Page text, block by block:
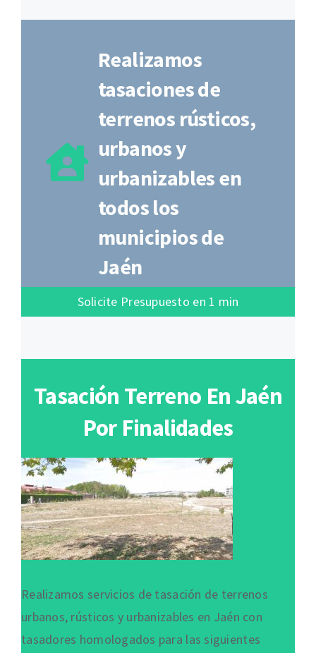
Realizamos
tasaciones de
terrenos rústicos,
urbanos y
urbanizables en
todos los
municipios de
Jaén
Solicite Presupuesto en 1 min
Tasación Terreno En Jaén
Por Finalidades
Realizamos servicios de tasación de terrenos
urbanos, rústicos y urbanizables en Jaén con
tasadores homologados para las siguientes